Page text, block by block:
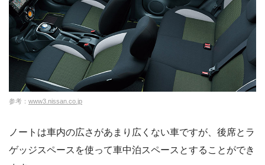
参考： www3.nissan.co.jp
ノートは車内の広さがあまり広くない車ですが、後席とラ
ゲッジスペースを使って車中泊スペースとすることができ